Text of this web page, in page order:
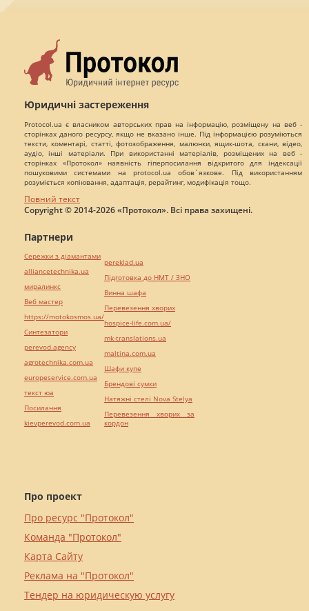
Юридичні застереження
Protocol.ua є власником авторських прав на інформацію, розміщену на веб -
сторінках даного ресурсу, якщо не вказано інше. Під інформацією розуміються
тексти, коментарі, статті, фотозображення, малюнки, ящик-шота, скани, відео,
аудіо, інші матеріали. При використанні матеріалів, розміщених на веб -
сторінках «Протокол» наявність гіперпосилання відкритого для індексації
пошуковими системами на protocol.ua обов`язкове. Під використанням
розуміється копіювання, адаптація, рерайтинг, модифікація тощо.
Повний текст
Copyright © 2014-2026 «Протокол». Всі права захищені.
Про проект
Про ресурс "Протокол"
Команда "Протокол"
Карта Сайту
Реклама на "Протокол"
Тендер на юридическую услугу
Партнери
Сережки з діамантами
alliancetechnika.ua
миралинкс
Веб мастер
https://motokosmos.ua/
Синтезатори
perevod.agency
agrotechnika.com.ua
europeservice.com.ua
текст юа
Посилання
kievperevod.com.ua
pereklad.ua
Підготовка до НМТ / ЗНО
Винна шафа
Перевезення хворих
hospice-life.com.ua/
mk-translations.ua
maltina.com.ua
Шафи купе
Брендові сумки
Натяжні стелі Nova Stelya
Перевезення хворих за
кордон